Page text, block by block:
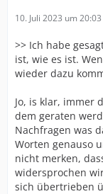
10. Juli 2023 um 20:03
>> Ich habe
ist, wie es ist.
wieder dazu
Jo, is klar, immer
dem geraten
Nachfragen was
Worten genauso
nicht merken,
widersprochen
sich übertrieben